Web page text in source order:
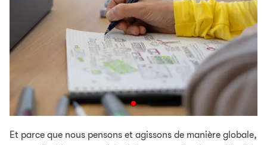
Et parce que nous pensons et agissons de manière globale,